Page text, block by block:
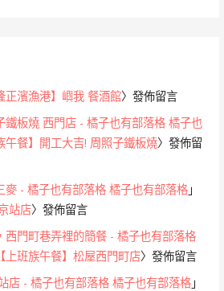
正濱漁港】嶼我 餐酒館〉發佈留言
鐵板燒 西門店 - 橘子也有部落格 橘子也
午餐】開工大吉! 周照子鐵板燒〉發佈留
麥 - 橘子也有部落格 橘子也有部落格 」
站店〉發佈留言
西門町巷弄裡的簡餐 - 橘子也有部落格
【上班族午餐】松屋西門町店〉發佈留言
店 - 橘子也有部落格 橘子也有部落格 」